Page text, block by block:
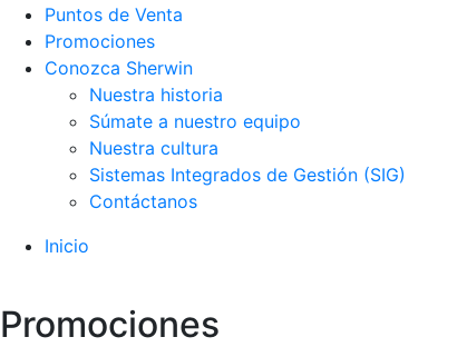
Puntos de Venta
Promociones
Conozca Sherwin
Nuestra historia
Súmate a nuestro equipo
Nuestra cultura
Sistemas Integrados de Gestión (SIG)
Contáctanos
Inicio
Promociones